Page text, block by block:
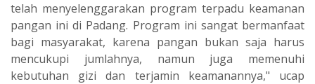
telah menyelenggarakan program terpadu keamanan
pangan ini di Padang. Program ini sangat bermanfaat
bagi masyarakat, karena pangan bukan saja harus
mencukupi jumlahnya, namun juga memenuhi
kebutuhan gizi dan terjamin keamanannya," ucap